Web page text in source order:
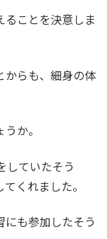
ることを決意しま
からも、細身の体
か。
していたそう
くれました。
にも参加したそう